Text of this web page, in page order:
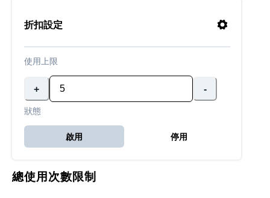
折扣設定
使用上限
+ -
狀態
啟用 停用
總使用次數限制